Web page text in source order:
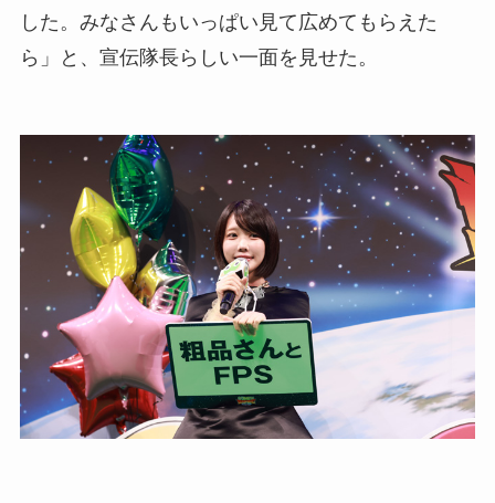
した。みなさんもいっぱい見て広めてもらえた
ら」と、宣伝隊長らしい一面を見せた。